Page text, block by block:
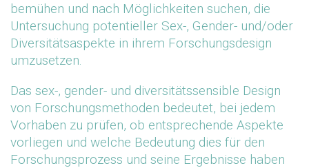
bemühen und nach Möglichkeiten suchen, die
Untersuchung potentieller Sex-, Gender- und/oder
Diversitätsaspekte in ihrem Forschungsdesign
umzusetzen.
Das sex-, gender- und diversitätssensible Design
von Forschungsmethoden bedeutet, bei jedem
Vorhaben zu prüfen, ob entsprechende Aspekte
vorliegen und welche Bedeutung dies für den
Forschungsprozess und seine Ergebnisse haben